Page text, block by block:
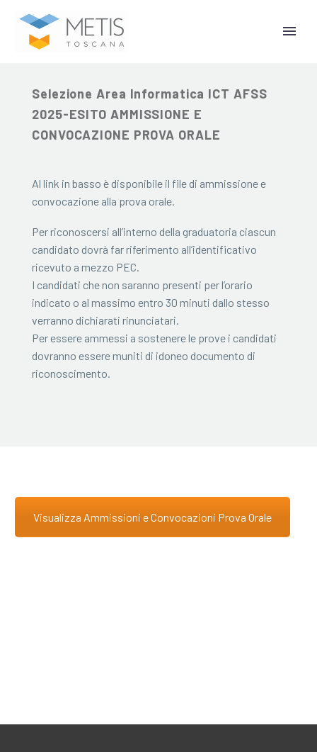
9 Gennaio 2026
Selezione Area Informatica ICT AFSS
2025-ESITO AMMISSIONE E
CONVOCAZIONE PROVA ORALE
Al link in basso è disponibile il file di ammissione e
convocazione alla prova orale.
Per riconoscersi all’interno della graduatoria ciascun
candidato dovrà far riferimento all’identificativo
ricevuto a mezzo PEC.
I candidati che non saranno presenti per l’orario
indicato o al massimo entro 30 minuti dallo stesso
verranno dichiarati rinunciatari.
Per essere ammessi a sostenere le prove i candidati
dovranno essere muniti di idoneo documento di
riconoscimento.
Visualizza Ammissioni e Convocazioni Prova Orale